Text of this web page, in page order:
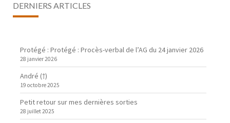
DERNIERS ARTICLES
Protégé : Protégé : Procès-verbal de l’AG du 24 janvier 2026
28 janvier 2026
André (†)
19 octobre 2025
Petit retour sur mes dernières sorties
28 juillet 2025